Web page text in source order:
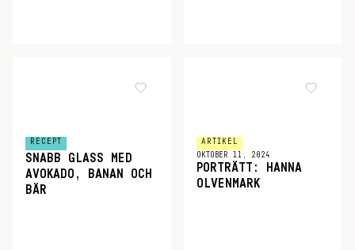
RECEPT
SNABB GLASS MED
AVOKADO, BANAN OCH
BÄR
ARTIKEL
OKTOBER 11, 2024
PORTRÄTT: HANNA
OLVENMARK